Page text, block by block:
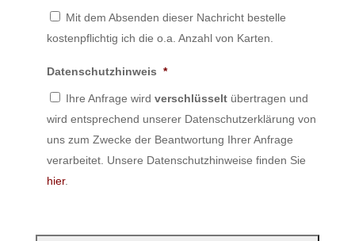
Mit dem Absenden dieser Nachricht bestelle
kostenpflichtig ich die o.a. Anzahl von Karten.
Datenschutzhinweis *
Ihre Anfrage wird verschlüsseltübertragen und
wird entsprechend unserer Datenschutzerklärung von
uns zum Zwecke der Beantwortung Ihrer Anfrage
verarbeitet. Unsere Datenschutzhinweise finden Sie
hier.